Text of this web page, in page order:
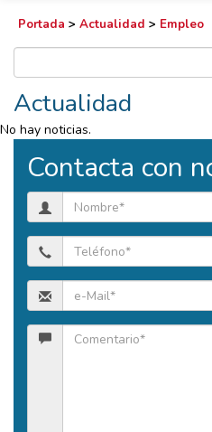
Portada > Actualidad > Empleo
Actualidad
No hay noticias.
Contacta con